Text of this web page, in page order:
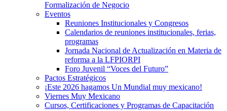
Formalización de Negocio
Eventos
Reuniones Institucionales y Congresos
Calendarios de reuniones institucionales, ferias,
programas
Jornada Nacional de Actualización en Materia de
reforma a la LFPIORPI
Foro Juvenil “Voces del Futuro”
Pactos Estratégicos
¡Este 2026 hagamos Un Mundial muy mexicano!
Viernes Muy Mexicano
Cursos, Certificaciones y Programas de Capacitación